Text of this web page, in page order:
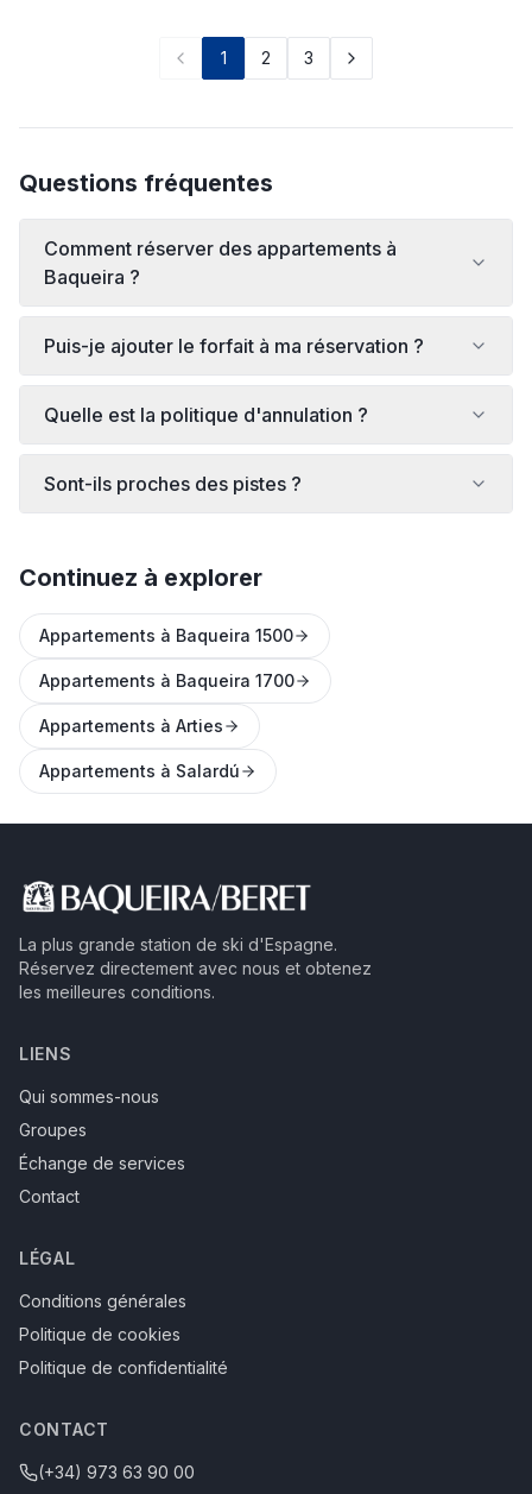
complètes, c'est le choix idéal pour les familles ou les groupes d'amis
souhaitant profiter pleinement de la neige.
1 2 3
Questions fréquentes
Comment réserver des appartements à
Baqueira ?
Puis-je ajouter le forfait à ma réservation ?
Quelle est la politique d'annulation ?
Sont-ils proches des pistes ?
Continuez à explorer
Appartements à Baqueira 1500
Appartements à Baqueira 1700
Appartements à Arties
Appartements à Salardú
La plus grande station de ski d'Espagne.
Réservez directement avec nous et obtenez
les meilleures conditions.
LIENS
Qui sommes-nous
Groupes
Échange de services
Contact
LÉGAL
Conditions générales
Politique de cookies
Politique de confidentialité
CONTACT
(+34) 973 63 90 00